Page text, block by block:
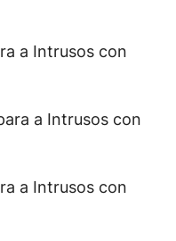
a Intrusos con
a Intrusos con